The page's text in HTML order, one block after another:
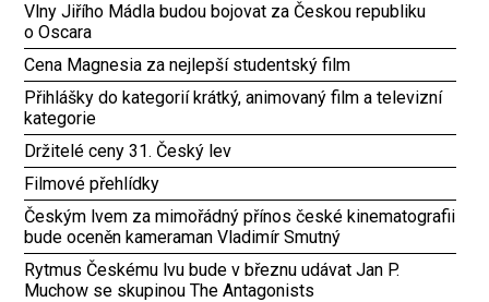
Vlny Jiřího Mádla budou bojovat za Českou republiku
o Oscara
Cena Magnesia za nejlepší studentský film
Přihlášky do kategorií krátký, animovaný film a televizní
kategorie
Držitelé ceny 31. Český lev
Filmové přehlídky
Českým lvem za mimořádný přínos české kinematografii
bude oceněn kameraman Vladimír Smutný
Rytmus Českému lvu bude v březnu udávat Jan P.
Muchow se skupinou The Antagonists